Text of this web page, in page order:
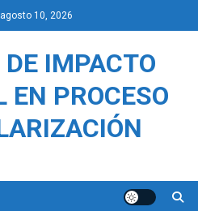
10, 2026
IMPACTO
PROCESO